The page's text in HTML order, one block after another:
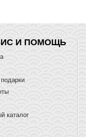
И ПОМОЩЬ
каталог